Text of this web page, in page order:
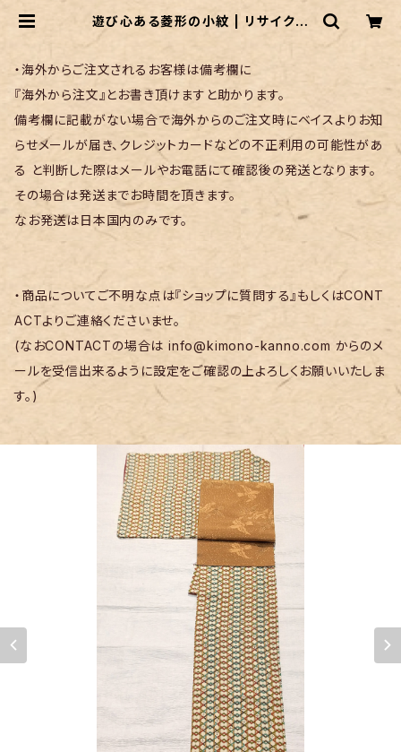
遊び心ある菱形の小紋 | リサイクル
・海外からご注文されるお客様は備考欄に
『海外から注文』とお書き頂けますと助かります。
備考欄に記載がない場合で海外からのご注文時にベイスよりお知
らせメールが届き、クレジットカードなどの不正利用の可能性があ
る と判断した際はメールやお電話にて確認後の発送となります。
その場合は発送までお時間を頂きます。
なお発送は日本国内のみです。
・商品についてご不明な点は『ショップに質問する』もしくはCONT
ACTよりご連絡くださいませ。
(なおCONTACTの場合はinfo@kimono-kanno.com からのメ
ールを受信出来るように設定をご確認の上よろしくお願いいたしま
す。)